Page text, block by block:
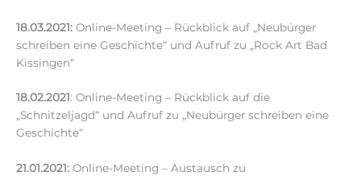
18.03.2021: Online-Meeting – Rückblick auf „Neubürger
schreiben eine Geschichte“ und Aufruf zu „Rock Art Bad
Kissingen“
18.02.2021: Online-Meeting – Rückblick auf die
„Schnitzeljagd“ und Aufruf zu „Neubürger schreiben eine
Geschichte“
21.01.2021: Online-Meeting – Austausch zu